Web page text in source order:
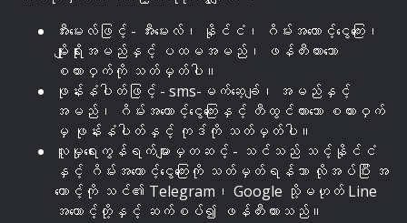
အီးမေးလ်ဖြင့် - အီးမေးလ်၊ နိုင်ငံ၊ ဂိမ်းအကောင့်ငွေကြေး၊
မျိုးရိုးအမည်နှင့် ပထမအမည်၊ ဖန်တီးထားသော
စကားဝှက်ကို သတ်မှတ်ပါ။
ဖုန်းနံပါတ်ဖြင့် - sms-မက်ဆေ့ခ်ျ၊ အမည်နှင့်
အမည်၊ ဂိမ်းအကောင့်ငွေကြေးနှင့် တီထွင်ထားသော စကားဝှက်
မှ ဖုန်းနံပါတ်နှင့် ကုဒ်ကို သတ်မှတ်ပါ။
လူမှုရေးကွန်ရက်များမှတဆင့် - သင်သည် သင့်နိုင်ငံ
နှင့် ဂိမ်းအကောင့်ငွေကြေးကို သတ်မှတ်ရန်သာ လိုအပ်ပြီး အ
ကောင့်ကို သင်၏ Telegram၊ Google သို့မဟုတ် Line
အကောင့်တို့နှင့် ဆက်စပ်၍ ဖန်တီးထားသည်။